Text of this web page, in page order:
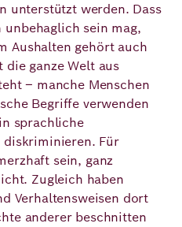
unterstützt werden. Dass
unbehaglich sein mag,
Aushalten gehört auch
die ganze Welt aus
– manche Menschen
Begriffe verwenden
sprachliche
diskriminieren. Für
sein, ganz
Zugleich haben
Verhaltensweisen dort
anderer beschnitten